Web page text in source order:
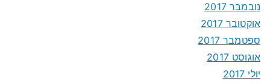
נובמבר 2017
אוקטובר 2017
ספטמבר 2017
אוגוסט 2017
יולי 2017